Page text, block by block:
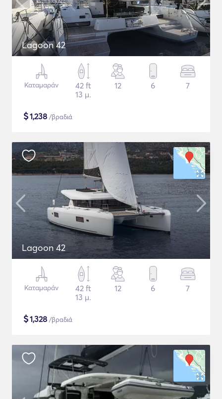
Lagoon 42
Καταμαράν
42 ft
13 μ.
12 6 7
$1,238 /βραδιά
Lagoon 42
Καταμαράν
42 ft
13 μ.
12 6 7
$1,328 /βραδιά